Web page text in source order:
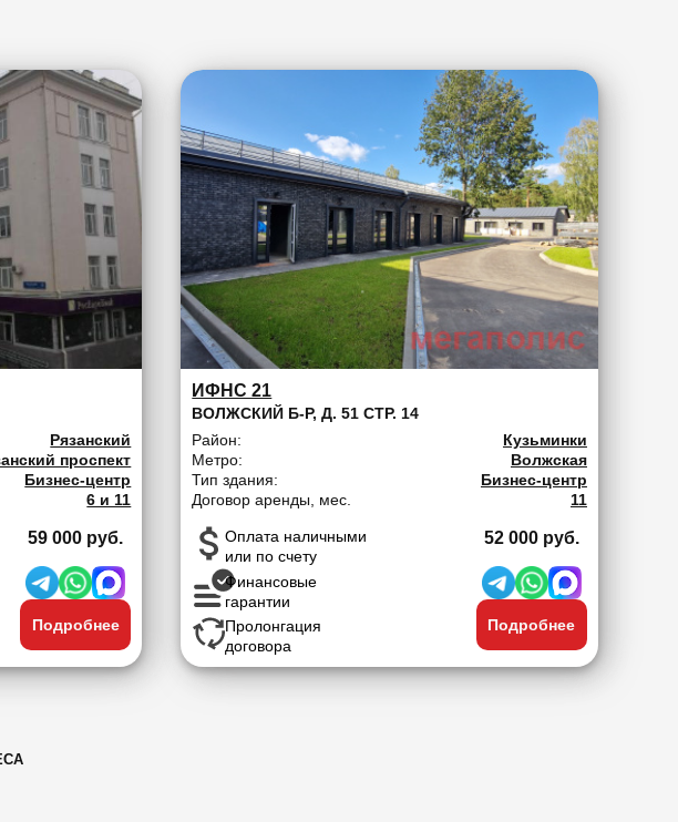
Рязанский
проспект
Бизнес-центр
6 и 11
59 000 руб.
Подробнее
ИФНС 21
ВОЛЖСКИЙ Б-Р, Д. 51 СТР. 14
Район:
Кузьминки
Метро:
Волжская
Тип здания:
Бизнес-центр
Договор аренды, мес.
11
Оплата наличными
или по счету
Финансовые
гарантии
Пролонгация
договора
52 000 руб.
Подробнее